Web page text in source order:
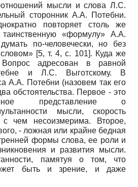
мысли и слова Л.С.
сторонник А.А. Потебни.
повторяет столь же
«формулу» А.А.
по-человечески, но без
[5, т. 4, с. 101]. Куда же
адресован в равной
и Л.С. Выготскому. В
А.А. Потебни (назовем так его
обстоятельства. Первое - это
представление о
мысли, скорость
чем несоизмерима. Второе,
- ложная или крайне бедная
формы слова, ее роли и
и развития мысли.
памятуя о том, что
быть и зрение, и даже